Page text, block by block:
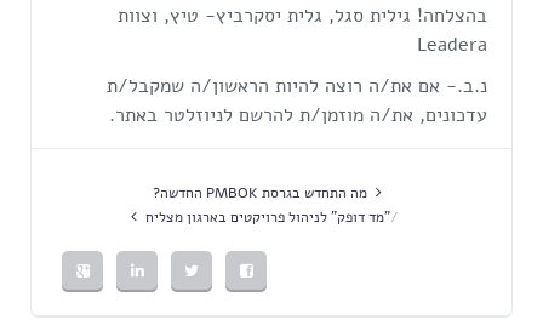
בהצלחה! גילית סגל, גלית יסקרביץ- טיץ, וצוות
Leadera
נ.ב.- אם את/ה רוצה להיות הראשון/ה שמקבל/ת
עדכונים, את/ה מוזמן/ת להרשם לניוזלטר באתר.
מה התחדש בגרסת PMBOK החדשה?
"מד דופק" לניהול פרויקטים בארגון מצליח